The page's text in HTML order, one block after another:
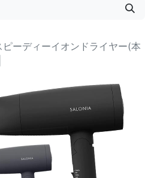
ーディーイオンドライヤー(本